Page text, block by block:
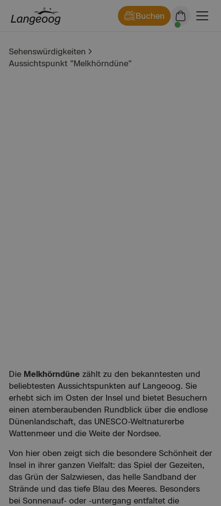
Buchen
Sehenswürdigkeiten
Aussichtspunkt "Melkhörndüne"
Die Melkhörndüne zählt zu den bekanntesten und
beliebtesten Aussichtspunkten auf Langeoog. Sie
erhebt sich im Osten der Insel und bietet Besuchern
einen atemberaubenden Rundblick über die endlose
Dünenlandschaft, das UNESCO-Weltnaturerbe
Wattenmeer und die Weite der Nordsee.
Von hier oben zeigt sich die besondere Schönheit der
Insel in ihrer ganzen Vielfalt: das Spiel der Gezeiten,
das Grün der Salzwiesen, das helle Sandband der
Strände und das tiefe Blau des Meeres. Besonders
bei Sonnenauf- oder -untergang entfaltet die